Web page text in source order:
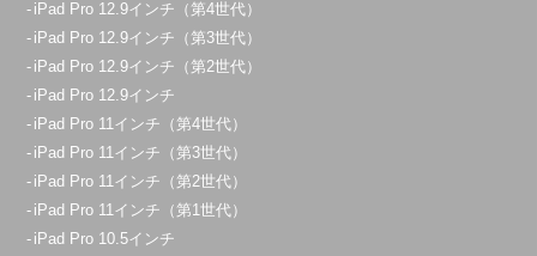
iPad Pro 12.9インチ（第4世代）
iPad Pro 12.9インチ（第3世代）
iPad Pro 12.9インチ（第2世代）
iPad Pro 12.9インチ
iPad Pro 11インチ（第4世代）
iPad Pro 11インチ（第3世代）
iPad Pro 11インチ（第2世代）
iPad Pro 11インチ（第1世代）
iPad Pro 10.5インチ